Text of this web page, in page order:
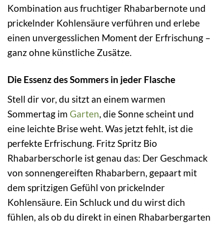
Kombination aus fruchtiger Rhabarbernote und
prickelnder Kohlensäure verführen und erlebe
einen unvergesslichen Moment der Erfrischung –
ganz ohne künstliche Zusätze.
Die Essenz des Sommers in jeder Flasche
Stell dir vor, du sitzt an einem warmen
Sommertag im Garten , die Sonne scheint und
eine leichte Brise weht. Was jetzt fehlt, ist die
perfekte Erfrischung. Fritz Spritz Bio
Rhabarberschorle ist genau das: Der Geschmack
von sonnengereiften Rhabarbern, gepaart mit
dem spritzigen Gefühl von prickelnder
Kohlensäure. Ein Schluck und du wirst dich
fühlen, als ob du direkt in einen Rhabarbergarten